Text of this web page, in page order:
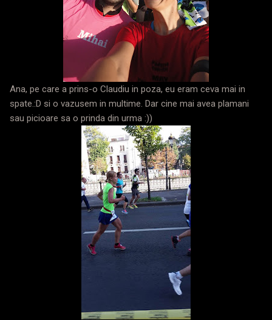
Ana, pe care a prins-o Claudiu in poza, eu eram ceva mai in
spate.:D si o vazusem in multime. Dar cine mai avea plamani
sau picioare sa o prinda din urma :))